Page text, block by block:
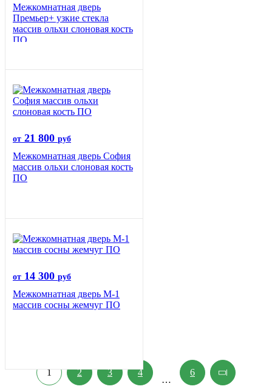
Межкомнатная дверь
Премьер+ узкие стекла
массив ольхи слоновая кость
ПО
от 21 800 руб
Межкомнатная дверь София
массив ольхи слоновая кость
ПО
от 14 300 руб
Межкомнатная дверь М-1
массив сосны жемчуг ПО
1 2 3 4
…
6